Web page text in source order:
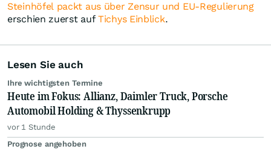
Steinhöfel packt aus über Zensur und EU-Regulierung
erschien zuerst auf Tichys Einblick.
Lesen Sie auch
Ihre wichtigsten Termine
Heute im Fokus: Allianz, Daimler Truck, Porsche
Automobil Holding & Thyssenkrupp
vor 1 Stunde
Prognose angehoben